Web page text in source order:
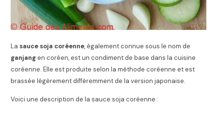
La sauce soja coréenne, également connue sous le nom de
ganjangen coréen, est un condiment de base dans la cuisine
coréenne. Elle est produite selon la méthode coréenne et est
brassée légèrement différemment de la version japonaise.
Voici une description de la sauce soja coréenne :